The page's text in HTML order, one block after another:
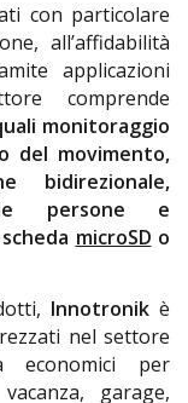
con particolare
all’affidabilità
applicazioni
comprende
monitoraggio
del movimento,
bidirezionale,
persone e
microSD o
Innotronikè
nel settore
economici per
garage,